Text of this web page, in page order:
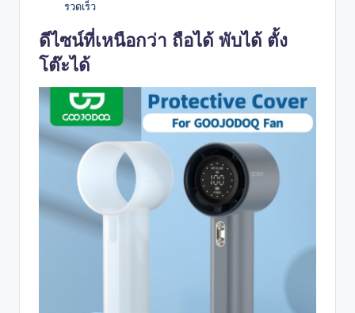
รวดเร็ว
ดีไซน์ที่เหนือกว่า ถือได้ พับได้ ตั้ง
โต๊ะได้